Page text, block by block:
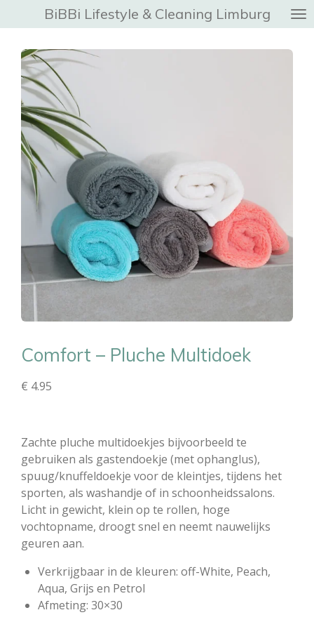
direct
naar
hoofdinhoud
BiBBi Lifestyle & Cleaning Limburg
Comfort – Pluche Multidoek
€ 4.95
Zachte pluche multidoekjes bijvoorbeeld te
gebruiken als gastendoekje (met ophanglus),
spuug/knuffeldoekje voor de kleintjes, tijdens het
sporten, als washandje of in schoonheidssalons.
Licht in gewicht, klein op te rollen, hoge
vochtopname, droogt snel en neemt nauwelijks
geuren aan.
Verkrijgbaar in de kleuren: off-White, Peach,
Aqua, Grijs en Petrol
Afmeting: 30×30